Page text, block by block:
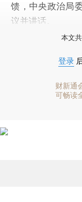
馈，中央政治局
议并讲话。
本文
登录
财新通
可畅读